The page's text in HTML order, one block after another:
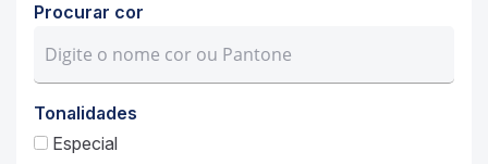
Procurar cor
Tonalidades
Especial